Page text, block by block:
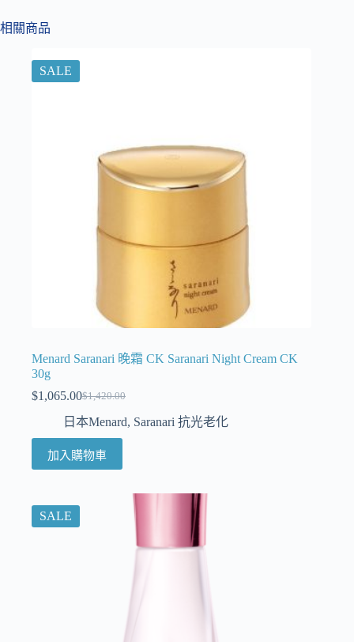
相關商品
SALE
Menard Saranari 晚霜 CK Saranari Night Cream CK
30g
$1,420.00
$1,065.00
日本Menard, Saranari 抗光老化
加入購物車
SALE